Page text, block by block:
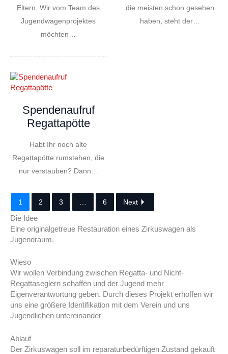
Eltern, Wir vom Team des
Jugendwagenprojektes
möchten…
die meisten schon gesehen
haben, steht der…
Spendenaufruf
Regattapötte
Habt Ihr noch alte
Regattapötte rumstehen, die
nur verstauben? Dann…
1 2 3 6
Next
Die Idee
Eine originalgetreue Restauration eines Zirkuswagen als
Jugendraum.
Wieso
Wir wollen Verbindung zwischen Regatta- und Nicht-
Regattaseglern schaffen und der Jugend mehr
Eigenverantwortung geben. Durch dieses Projekt erhoffen wir
uns eine größere Identifikation mit dem Verein und uns
Jugendlichen untereinander
Ablauf
Der Zirkuswagen soll im reparaturbedürftigen Zustand gekauft